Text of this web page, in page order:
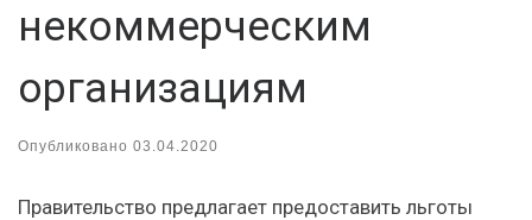
некоммерческим
организациям
Опубликовано 03.04.2020
Правительство предлагает предоставить льготы